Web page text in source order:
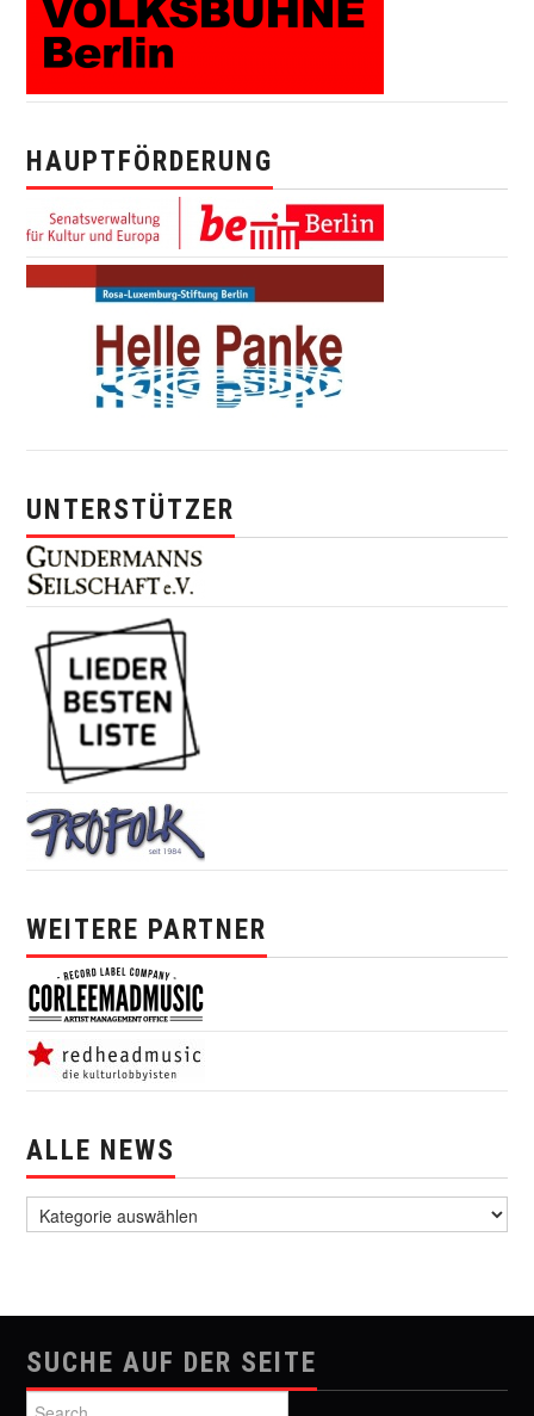
HAUPTFÖRDERUNG
UNTERSTÜTZER
WEITERE PARTNER
ALLE NEWS
SUCHE AUF DER SEITE
Search for: